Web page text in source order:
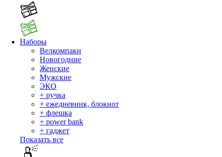
Наборы
Велкомпаки
Новогодние
Женские
Мужские
ЭКО
+ ручка
+ ежедневник, блокнот
+ флешка
+ power bank
+ гаджет
Показать все